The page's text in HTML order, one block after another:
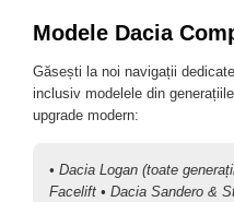
Invertoare auto
Lumini Ambientale
Cabluri Audio
Modele Dacia
Găsești la noi navigații
inclusiv modelele din
upgrade modern:
• Dacia Logan (toate
Facelift • Dacia Sandero &